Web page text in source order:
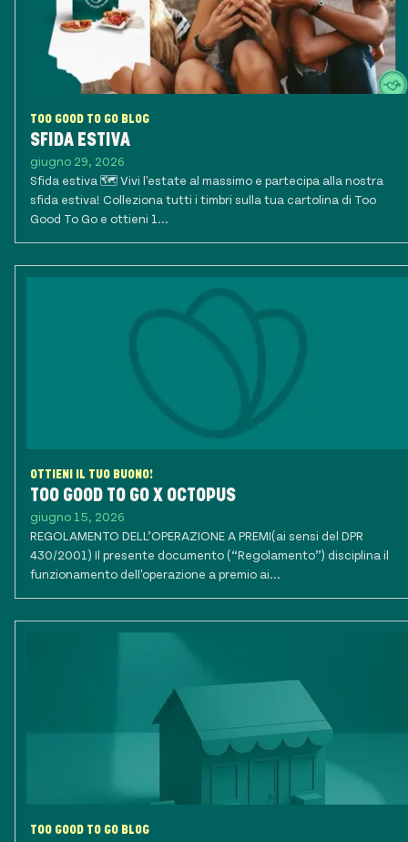
TOO GOOD TO GO BLOG
SFIDA ESTIVA
giugno 29, 2026
Sfida estiva 🗺️ Vivi l'estate al massimo e partecipa alla nostra
sfida estiva! Colleziona tutti i timbri sulla tua cartolina di Too
Good To Go e ottieni 1...
OTTIENI IL TUO BUONO!
TOO GOOD TO GO X OCTOPUS
giugno 15, 2026
REGOLAMENTO DELL’OPERAZIONE A PREMI(ai sensi del DPR
430/2001) Il presente documento (“Regolamento”) disciplina il
funzionamento dell'operazione a premio ai...
TOO GOOD TO GO BLOG